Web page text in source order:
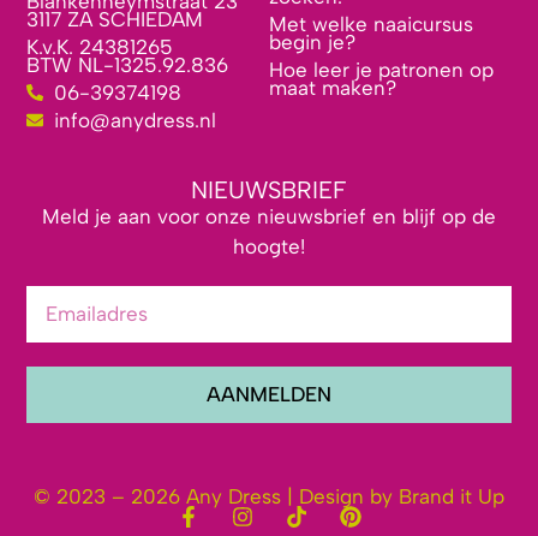
3117 ZA SCHIEDAM
K.v.K. 24381265
BTW NL-1325.92.836
06-39374198
info@anydress.nl
Met welke naaicursus
begin je?
Hoe leer je patronen op
maat maken?
NIEUWSBRIEF
Meld je aan voor onze nieuwsbrief en blijf op de
hoogte!
AANMELDEN
© 2023 – 2026 Any Dress | Design by Brand it Up